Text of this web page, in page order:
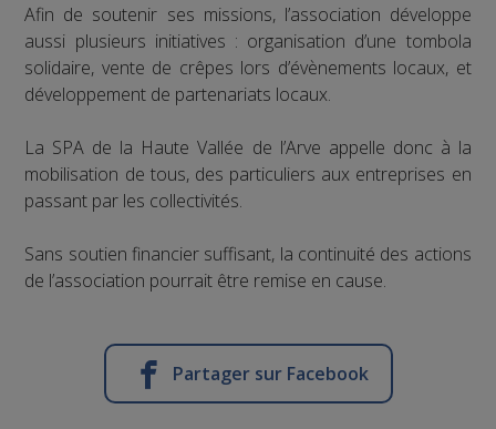
Afin de soutenir ses missions, l’association développe
aussi plusieurs initiatives : organisation d’une tombola
solidaire, vente de crêpes lors d’évènements locaux, et
développement de partenariats locaux.
La SPA de la Haute Vallée de l’Arve appelle donc à la
mobilisation de tous, des particuliers aux entreprises en
passant par les collectivités.
Sans soutien financier suffisant, la continuité des actions
de l’association pourrait être remise en cause.
Partager sur Facebook